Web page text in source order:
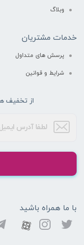
وبلاگ
خدمات مشتریان
پرسش های متداول
شرایط و قوانین
از تخفیف
با ما همراه باشید